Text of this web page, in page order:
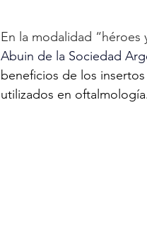
En la modalidad
Abuin de la Sociedad
beneficios de los
utilizados en oftalmología.